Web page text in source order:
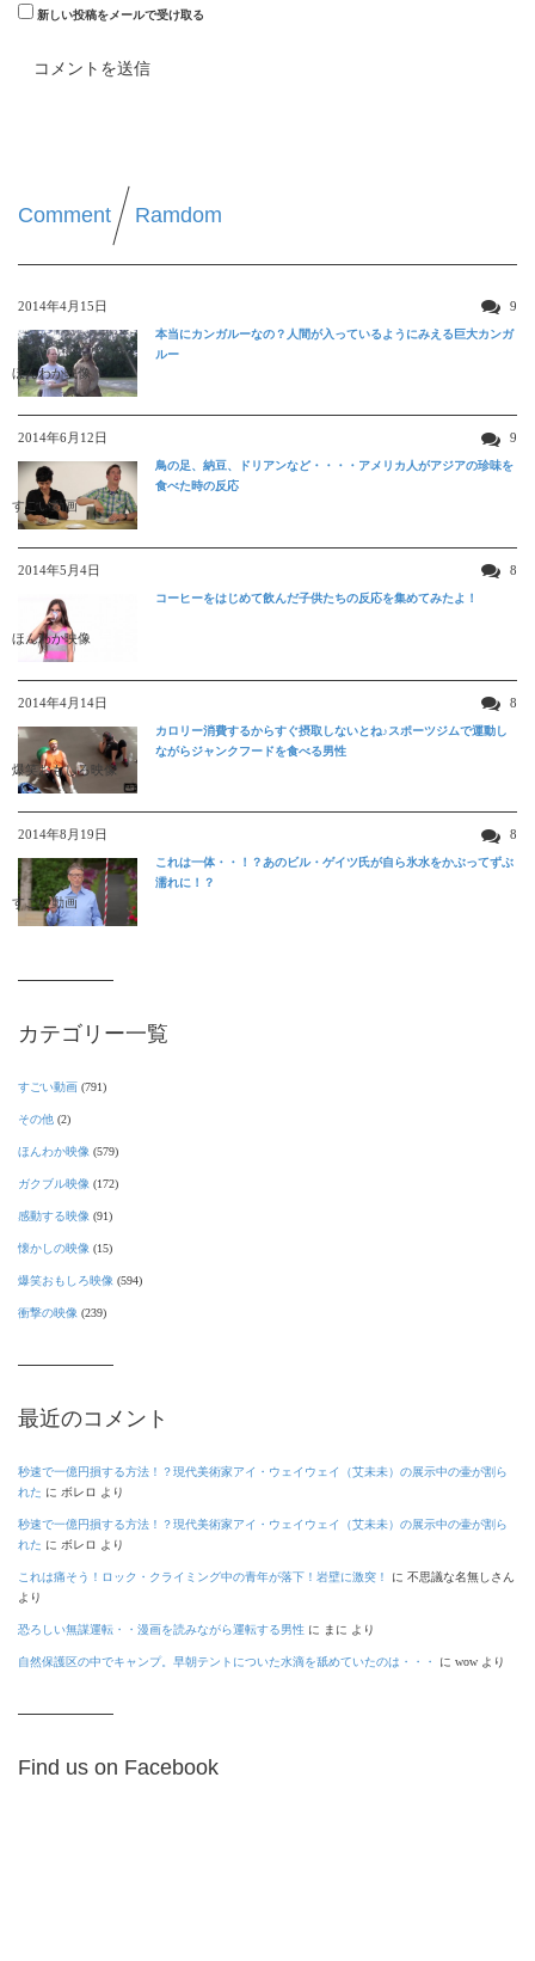
新しい投稿をメールで受け取る
Comment Ramdom
2014年4月15日 9
ほんわか映像
本当にカンガルーなの？人間が入っているようにみえる巨大カンガ
ルー
2014年6月12日 9
すごい動画
鳥の足、納豆、ドリアンなど・・・・アメリカ人がアジアの珍味を
食べた時の反応
2014年5月4日 8
ほんわか映像
コーヒーをはじめて飲んだ子供たちの反応を集めてみたよ！
2014年4月14日 8
爆笑おもしろ映像
カロリー消費するからすぐ摂取しないとね♪スポーツジムで運動し
ながらジャンクフードを食べる男性
2014年8月19日 8
すごい動画
これは一体・・！？あのビル・ゲイツ氏が自ら氷水をかぶってずぶ
濡れに！？
カテゴリー一覧
すごい動画 (791)
その他 (2)
ほんわか映像 (579)
ガクブル映像 (172)
感動する映像 (91)
懐かしの映像 (15)
爆笑おもしろ映像 (594)
衝撃の映像 (239)
最近のコメント
秒速で一億円損する方法！？現代美術家アイ・ウェイウェイ（艾未未）の展示中の壷が割ら
れた に ボレロ より
秒速で一億円損する方法！？現代美術家アイ・ウェイウェイ（艾未未）の展示中の壷が割ら
れた に ボレロ より
これは痛そう！ロック・クライミング中の青年が落下！岩壁に激突！ に 不思議な名無しさん
より
恐ろしい無謀運転・・漫画を読みながら運転する男性 に まに より
自然保護区の中でキャンプ。早朝テントについた水滴を舐めていたのは・・・ に wow より
Find us on Facebook